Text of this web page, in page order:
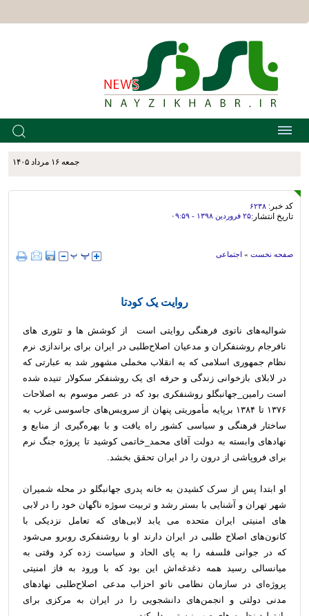
جمعه ۱۶ مرداد ۱۴۰۵
کد خبر: ۶۲۳۸
تاریخ انتشار:۲۵ فروردين ۱۳۹۸ - ۰۹:۵۹
صفحه نخست » اجتماعی
روایت یک کودتا
شوالیه‌های ناتوی فرهنگی روایتی است از کوشش ها و تئوری های
نافرجام روشنفکران و مدعیان اصلاح‌طلبی در ایران برای براندازی نرم
نظام جمهوری اسلامی که به انقلاب مخملی مشهور شد به عبارتی که
در لابلای بازخوانی زندگی و حرفه ای یک روشنفکر سکولار تنیده شده
است رامین_جهانبگلو روشنفکری بود که در عصر موسوم به اصلاحات
۱۳۷۶ تا ۱۳۸۴ برپایه مأموریتی پنهان از سرویس‌های جاسوسی غرب به
ساختار فرهنگی و سیاسی کشور راه یافت و با بهره‌گیری از منابع و
نهادهای وابسته به دولت آقای محمد_خاتمی کوشید تا پروژه جنگ نرم
برای فروپاشی از درون را در ایران تحقق بخشد.
او ابتدا پس از سرک کشیدن به خانه پدری جهانبگلو در محله شمیران
شهر تهران و آشنایی با بستر رشد و تربیت سوژه ناگهان خود را در لابی
های امنیتی ایران متحده می یابد لابی‌های که تعامل نزدیکی با
کانون‌های اصلاح طلبی در ایران دارند او با روشنفکری روبرو می‌شود
که در جوانی فلسفه را به پای الحاد و سیاست زده کرد وقتی به
میانسالی رسید همه دغدغه‌اش این بود که با ورود به فاز امنیتی
پروژه‌ای در سازمان نظامی ناتو احزاب مدعی اصلاح‌طلبی نهادهای
مدنی دولتی و انجمن‌های دانشجویی را در ایران به مرکزی برای